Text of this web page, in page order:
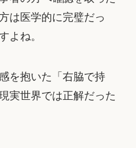
は医学的に完璧だっ
よね。
を抱いた「右脇で持
実世界では正解だった